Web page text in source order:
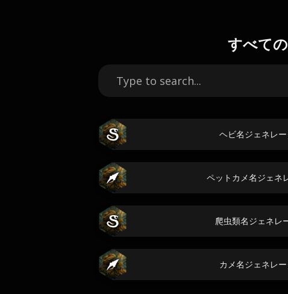
すべて
ヘビ名ジェネレ
ペットカメ名ジェネ
爬虫類名ジェネレ
カメ名ジェネレ